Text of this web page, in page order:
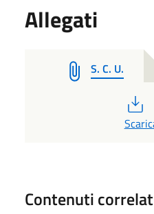
Allegati
S. C. U.
PDF
Contenuti